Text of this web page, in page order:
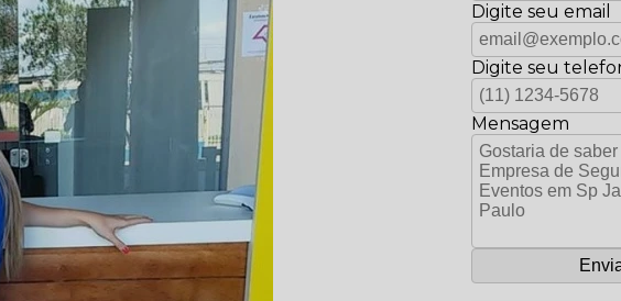
Digite seu email
Digite seu
Mensagem